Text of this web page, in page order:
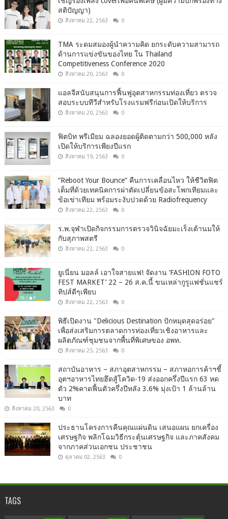
สติปัญญา)
สิงหาคม 22, 2563 0
TMA ระดมสมองผู้นำความคิด ยกระดับความสามารถ
ด้านการแข่งขันของไทย ใน Thailand
Competitiveness Conference 2020
สิงหาคม 20, 2563 0
แอลจีสนับสนุนการฟื้นฟูอุตสาหกรรมท่องเที่ยว ตรวจ
สอบระบบทีวีสำหรับโรงแรมฟรีก่อนเปิดให้บริการ
สิงหาคม 20, 2563 0
ฟิตบิท พรีเมียม ฉลองยอดผู้ติดตามกว่า 500,000 หลัง
เปิดให้บริการเพียงปีแรก
สิงหาคม 19, 2563 0
“Reboot Your Bounce” คืนการเคลื่อนไหว ให้ชีวิตฟิต
เต็มที่ด้วยเทคนิคการผ่าตัดเปลี่ยนข้อสะโพกเทียมและ
ข้อเข่าเทียม พร้อมระงับปวดด้วย Radiofrequency
สิงหาคม 22, 2563 0
ร.พ.จุฬาเปิดกิจกรรมการตรวจวินิจฉัยมะเร็งเต้านมให้
กับสุภาพสตรี
สิงหาคม 22, 2563 0
ยูเนี่ยน มอลล์ เอาใจสายแฟ! จัดงาน ‘FASHION FOTO
FEST MARKET’ 22 – 26 ส.ค.นี้ ขนเหล่ากูรูแฟชั่นแชร์
ทิปส์ดีๆเพียบ
สิงหาคม 22, 2563 0
พิธีเปิดงาน "Delicious Destination ปักหมุดสุดอร่อย"
เพื่อส่งเสริมการตลาดการท่องเที่ยวเชิงอาหารและ
ผลิตภัณฑ์ชุมชนจากพื้นที่พิเศษของ อพท.
สิงหาคม 25, 2563 0
สถาบันอาหาร – สภาอุตสาหกรรม – สภาหอการค้าฯชี้
อุตฯอาหารไทยฮึดสู้โควิด-19 ส่งออกครึ่งปีแรก 63 หด
ตัว 2%คาดฟื้นตัวครึ่งปีหลัง 3.6% มุ่งเป้า 1 ล้านล้าน
บาท
สิงหาคม 20, 2563 0
ประธานโครงการคืนคุณแผ่นดิน เสนอแผน ยกเครื่อง
เศรษฐกิจ พลิกโฉมวิธีกระตุ้นเศรษฐกิจ และภาคสังคม
จากภาคส่วนเอกชน ประชาชน
ตุลาคม 02, 2563 0
TAGS